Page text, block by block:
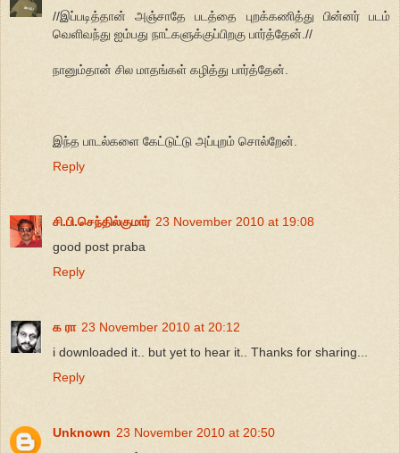
//இப்படித்தான் அஞ்சாதே படத்தை புறக்கணித்து பின்னர் படம்
வெளிவந்து ஐம்பது நாட்களுக்குப்பிறகு பார்த்தேன்.//
நானும்தான் சில மாதங்கள் கழித்து பார்த்தேன்.
இந்த பாடல்களை கேட்டுட்டு அப்புறம் சொல்றேன்.
Reply
சி.பி.செந்தில்குமார் 23 November 2010 at 19:08
good post praba
Reply
க ரா 23 November 2010 at 20:12
i downloaded it.. but yet to hear it.. Thanks for sharing...
Reply
Unknown 23 November 2010 at 20:50